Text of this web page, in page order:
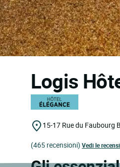
Logis
15-17 Rue du Faubourg
(465 recensioni) Vedi le